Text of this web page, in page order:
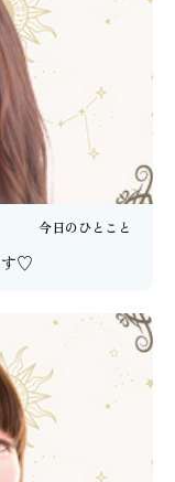
今日のひとこと
す♡